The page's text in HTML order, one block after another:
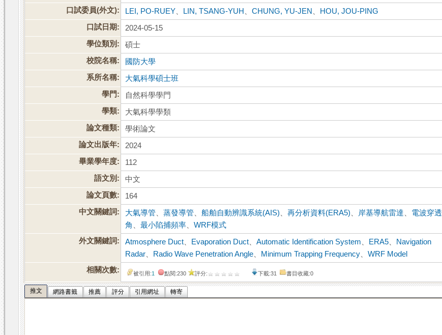
口試委員(外文):
LEI, PO-RUEY LIN, TSANG-YUH 、CHUNG, YU-JEN
HOU, JOU-PING
口試日期:
2024-05-15
學位類別:
碩士
校院名稱:
國防大學
系所名稱:
大氣科學碩士班
學門:
自然科學學門
學類:
大氣科學學類
論文種類:
學術論文
論文出版年:
2024
畢業學年度:
112
語文別:
中文
論文頁數:
164
中文關鍵詞:
大氣導管 、蒸發導管 、船舶自動辨識系統(AIS) 、再分析資料(ERA5) 岸基導航雷達
電波穿透
角
、最小陷捕頻率 、WRF模式
外文關鍵詞:
Atmosphere Duct Evaporation Duct 、Automatic Identification System ERA5
Navigation
Radar
Radio Wave Penetration Angle Minimum Trapping Frequency 、WRF Model
相關次數:
被引用:1 點閱:230 評分: 下載:31 書目收藏:0
推文 網路書籤 推薦 評分 引用網址 轉寄